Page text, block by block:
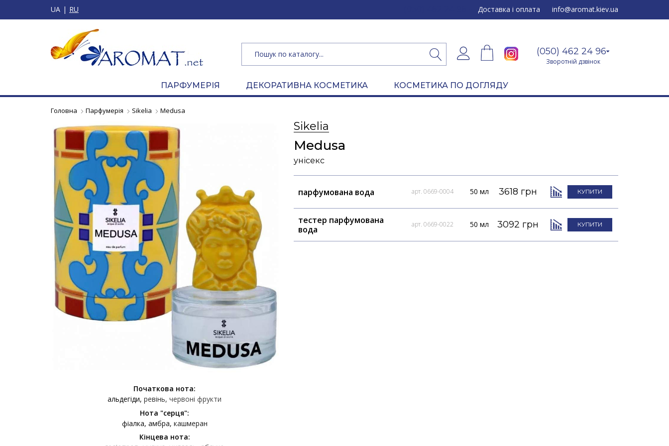
UA RU Доставка і оплата info@aromat.kiev.ua
(050) 462 24 96
Зворотній дзвінок
ПАРФУМЕРІЯ ДЕКОРАТИВНА КОСМЕТИКА КОСМЕТИКА ПО ДОГЛЯДУ
Головна Парфумерія Sikelia Medusa
Початкова нота:
альдегіди ревінь червоні фрукти
Нота "серця":
фіалка амбра кашмеран
Кінцева нота:
Sikelia
Medusa
унісекс
парфумована вода арт. 0669-0004 50 мл 3618 грн КУПИТИ
тестер парфумована
вода
арт. 0669-0022 50 мл 3092 грн КУПИТИ